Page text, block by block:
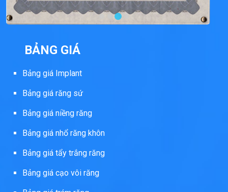
BẢNG GIÁ
Bảng giá Implant
Bảng giá răng sứ
Bảng giá niềng răng
Bảng giá nhổ răng khôn
Bảng giá tẩy trắng răng
Bảng giá cạo vôi răng